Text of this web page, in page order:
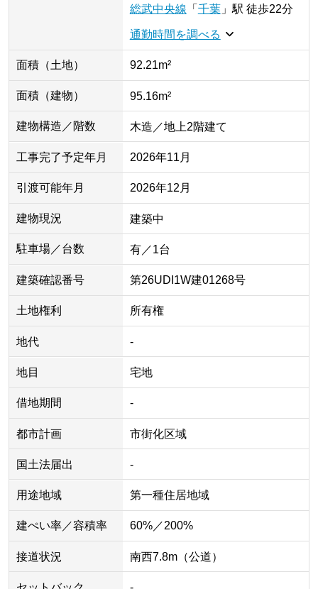
総武中央線 「 千葉」 駅 徒歩22分
通勤時間を調べる
面積（土地） 92.21m²
面積（建物） 95.16m²
建物構造／階数 木造／地上2階建て
工事完了予定年月 2026年11月
引渡可能年月 2026年12月
建物現況 建築中
駐車場／台数 有／1台
建築確認番号 第26UDI1W建01268号
土地権利 所有権
地代 -
地目 宅地
借地期間 -
都市計画 市街化区域
国土法届出 -
用途地域 第一種住居地域
建ぺい率／容積率 60%／200%
接道状況 南西7.8m（公道）